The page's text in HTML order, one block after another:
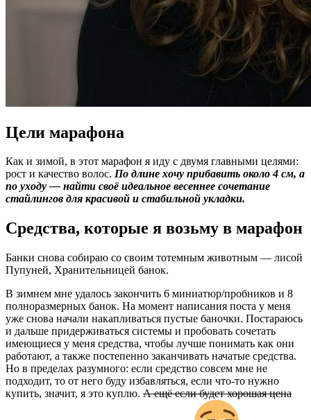
Цели марафона
Как и зимой, в этот марафон я иду с двумя главными целями:
рост и качество волос. По длине хочу прибавить около 4 см, а
по уходу — найти своё идеальное весеннее сочетание
стайлингов для красивой и стабильной укладки.
Средства, которые я возьму в марафон
Банки снова собираю со своим тотемным животным — лисой
Пупуней, Хранительницей банок.
В зимнем мне удалось закончить 6 миниатюр/пробников и 8
полноразмерных банок. На момент написания поста у меня
уже снова начали накапливаться пустые баночки. Постараюсь
и дальше придерживаться системы и пробовать сочетать
имеющиеся у меня средства, чтобы лучше понимать как они
работают, а также постепенно заканчивать начатые средства.
Но в пределах разумного: если средство совсем мне не
подходит, то от него буду избавляться, если что-то нужно
купить, значит, я это куплю. А ещё если будет хорошая цена